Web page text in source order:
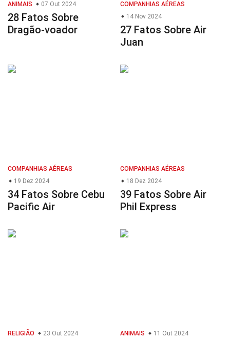
ANIMAIS 07 Out 2024
28 Fatos Sobre
Dragão-voador
COMPANHIAS AÉREAS
14 Nov 2024
27 Fatos Sobre Air
Juan
COMPANHIAS AÉREAS
19 Dez 2024
34 Fatos Sobre Cebu
Pacific Air
COMPANHIAS AÉREAS
18 Dez 2024
39 Fatos Sobre Air
Phil Express
RELIGIÃO 23 Out 2024 ANIMAIS 11 Out 2024